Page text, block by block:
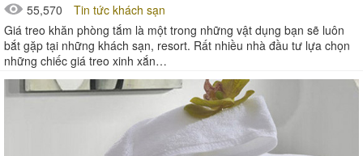
55,570
Tin tức khách sạn
Giá treo khăn phòng tắm là một trong những vật dụng bạn sẽ luôn
bắt gặp tại những khách sạn, resort. Rất nhiều nhà đầu tư lựa chọn
những chiếc giá treo xinh xắn…